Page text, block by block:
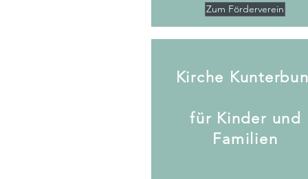
Zum Förderverein
Kirche
für Kinder und
Familien